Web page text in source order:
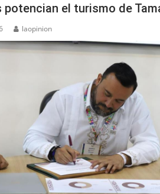
potencian el turismo de
laopinion